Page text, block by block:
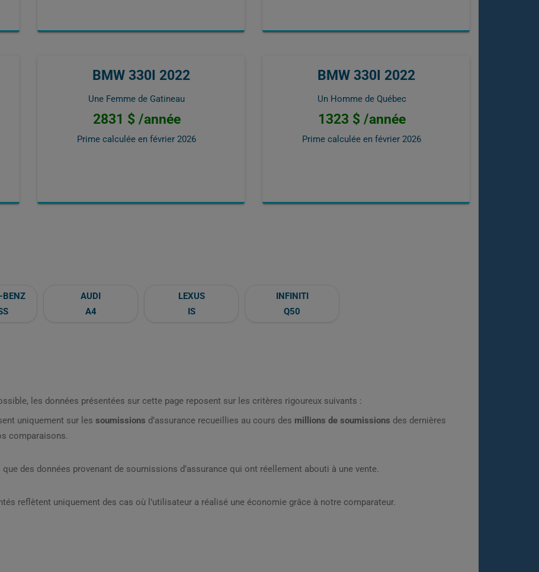
BMW 330I 2022
Une Femme de Gatineau
2831 $ /année
Prime calculée en février 2026
BMW 330I 2022
Un Homme de Québec
1323 $ /année
Prime calculée en février 2026
BENZ
AUDI
A4
LEXUS
IS
INFINITI
Q50
les données présentées sur cette page reposent sur les critères rigoureux suivants :
uniquement sur les soumissions d’assurance recueillies au cours des millions de soumissions des dernières
comparaisons.
que des données provenant de soumissions d’assurance qui ont réellement abouti à une vente.
reflètent uniquement des cas où l’utilisateur a réalisé une économie grâce à notre comparateur.